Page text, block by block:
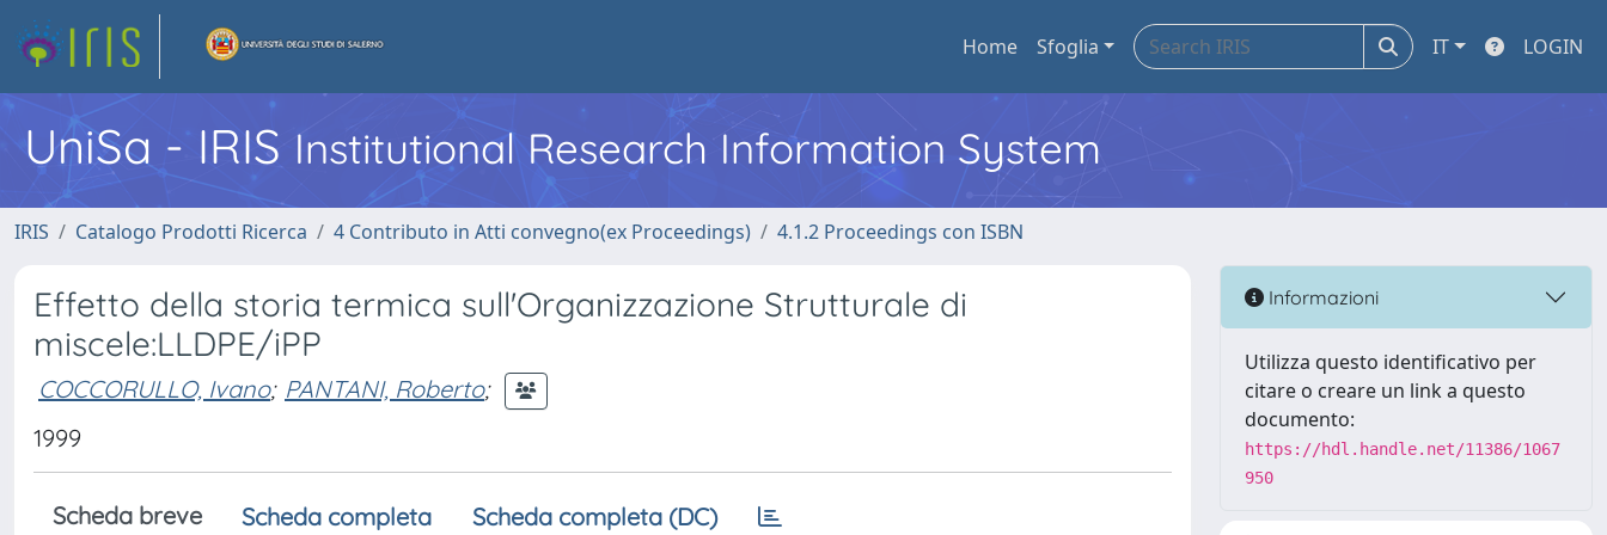
Home Sfoglia IT LOGIN
UniSa - IRIS Institutional Research Information System
IRIS Catalogo Prodotti Ricerca 4 Contributo in Atti convegno(ex Proceedings) 4.1.2 Proceedings con ISBN
Effetto della storia termica sull'Organizzazione Strutturale di
miscele:LLDPE/iPP
COCCORULLO, Ivano; PANTANI, Roberto;
1999
Scheda breve Scheda completa Scheda completa (DC)
Informazioni
Utilizza questo identificativo per
citare o creare un link a questo
documento:
https://hdl.handle.net/11386/1067
950